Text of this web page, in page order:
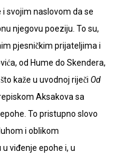
svojim naslovom da se
njegovu poeziju. To su,
pjesničkim prijateljima i
od Hume do Skendera,
kaže u uvodnoj riječi Od
Aksakova sa
To pristupno slovo
i oblikom
viđenje epohe i, u